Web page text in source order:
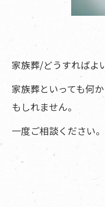
家族葬/どうすればよ
家族葬といっても何
もしれません。
一度ご相談ください。